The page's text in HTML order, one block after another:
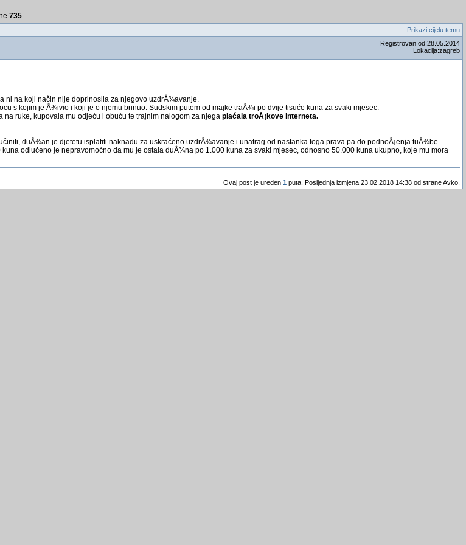
735
Prikazi cijelu temu
Registrovan od:28.05.2014
Lokacija:zagreb
ni na koji način nije doprinosila za njegovo uzdrÅ¾avanje.
s kojim je Å¾ivio i koji je o njemu brinuo. Sudskim putem od majke traÅ¾i po dvije tisuće kuna za svaki mjesec.
ruke, kupovala mu odjeću i obuću te trajnim nalogom za njega plaćala troÅ¡kove interneta.
duÅ¾an je djetetu isplatiti naknadu za uskraćeno uzdrÅ¾avanje i unatrag od nastanka toga prava pa do podnoÅ¡enja tuÅ¾be.
odlučeno je nepravomoćno da mu je ostala duÅ¾na po 1.000 kuna za svaki mjesec, odnosno 50.000 kuna ukupno, koje mu mora
Ovaj post je ureden 1 puta. Posljednja izmjena 23.02.2018 14:38 od strane Avko.